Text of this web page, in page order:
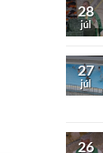
28
júl
27
júl
26